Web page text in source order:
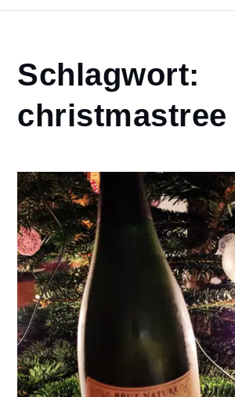
Home
christmastree
Schlagwort:
christmastree